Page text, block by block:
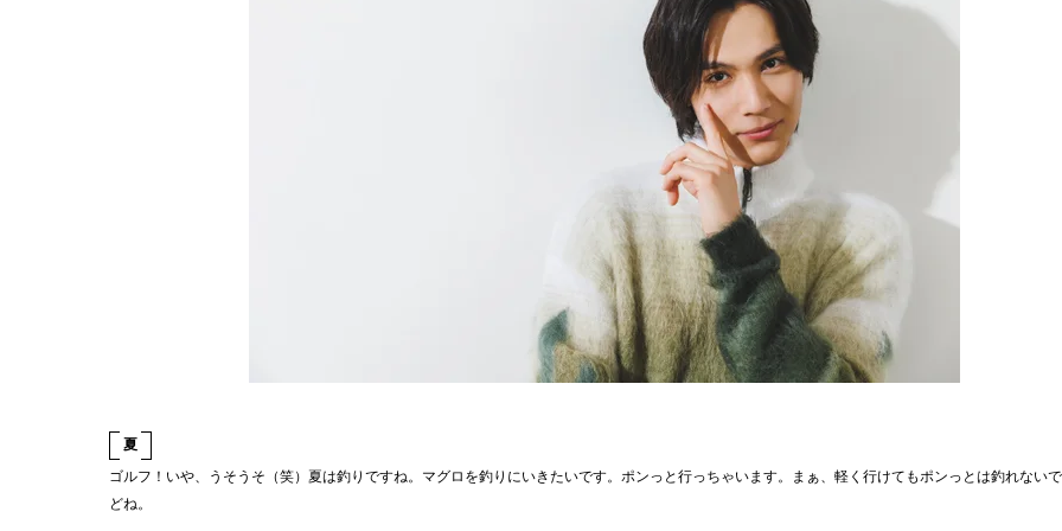
夏
ゴルフ！いや、うそうそ（笑）夏は釣りですね。マグロを釣りにいきたいです。ポンっと行っちゃいます。まぁ、軽く行けてもポンっとは釣れない
どね。